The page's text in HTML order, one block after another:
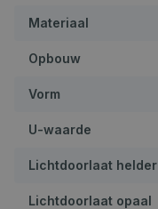
Materiaal
Opbouw
Vorm
U-waarde
Lichtdoorlaat helder
Lichtdoorlaat opaal